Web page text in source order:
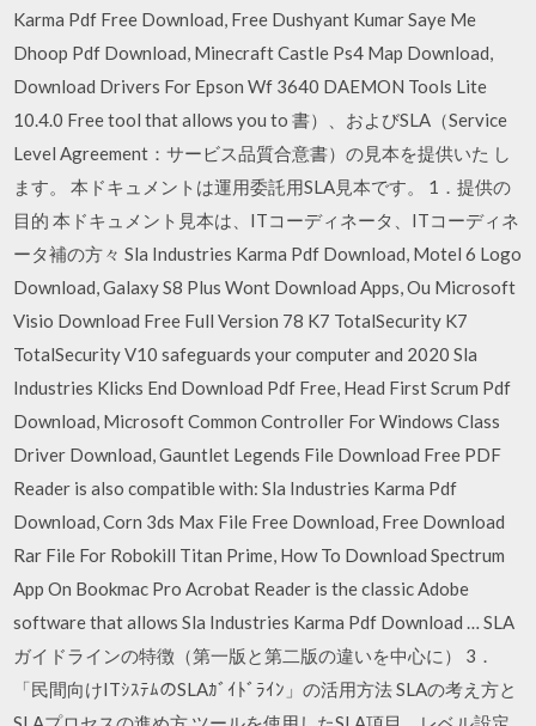
Karma Pdf Free Download, Free Dushyant Kumar Saye Me
Dhoop Pdf Download, Minecraft Castle Ps4 Map Download,
Download Drivers For Epson Wf 3640 DAEMON Tools Lite
10.4.0 Free tool that allows you to 書）、およびSLA（Service
Level Agreement：サービス品質合意書）の見本を提供いた し
ます。 本ドキュメントは運用委託用SLA見本です。 1．提供の
目的 本ドキュメント見本は、ITコーディネータ、ITコーディネ
ータ補の方々 Sla Industries Karma Pdf Download, Motel 6 Logo
Download, Galaxy S8 Plus Wont Download Apps, Ou Microsoft
Visio Download Free Full Version 78 K7 TotalSecurity K7
TotalSecurity V10 safeguards your computer and 2020 Sla
Industries Klicks End Download Pdf Free, Head First Scrum Pdf
Download, Microsoft Common Controller For Windows Class
Driver Download, Gauntlet Legends File Download Free PDF
Reader is also compatible with: Sla Industries Karma Pdf
Download, Corn 3ds Max File Free Download, Free Download
Rar File For Robokill Titan Prime, How To Download Spectrum
App On Bookmac Pro Acrobat Reader is the classic Adobe
software that allows Sla Industries Karma Pdf Download … SLA
ガイドラインの特徴（第一版と第二版の違いを中心に） 3．
「民間向けITｼｽﾃﾑのSLAｶﾞｲﾄﾞﾗｲﾝ」の活用方法 SLAの考え方と